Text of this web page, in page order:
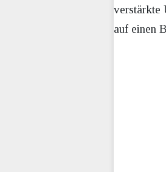
verstärkte
auf einen